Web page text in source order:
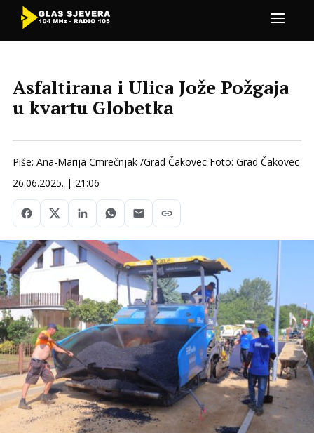
Asfaltirana i Ulica Jože Požgaja
u kvartu Globetka
Piše: Ana-Marija Cmrečnjak /Grad Čakovec Foto: Grad Čakovec
26.06.2025. | 21:06